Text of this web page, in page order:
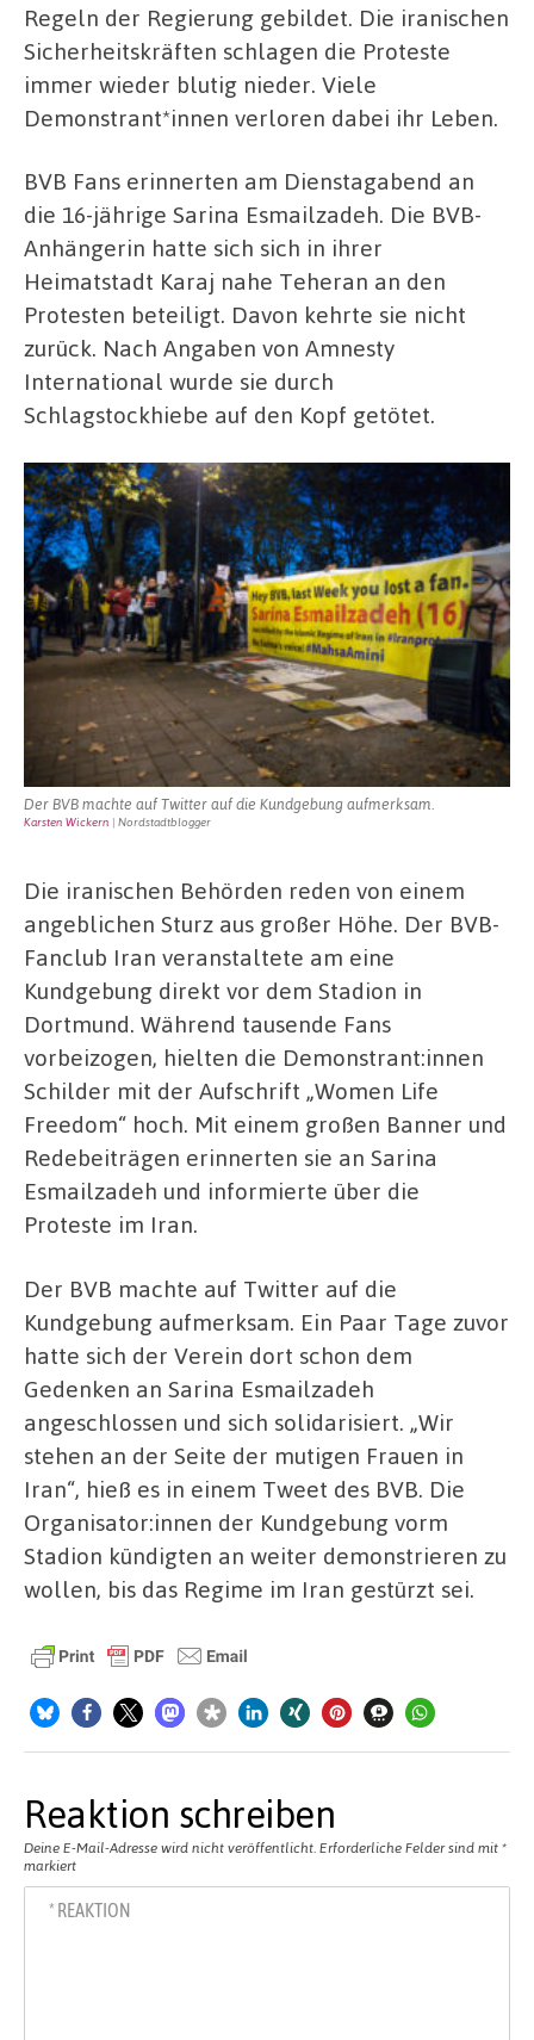
Regeln der Regierung gebildet. Die iranischen
Sicherheitskräften schlagen die Proteste
immer wieder blutig nieder. Viele
Demonstrant*innen verloren dabei ihr Leben.
BVB Fans erinnerten am Dienstagabend an
die 16-jährige Sarina Esmailzadeh. Die BVB-
Anhängerin hatte sich sich in ihrer
Heimatstadt Karaj nahe Teheran an den
Protesten beteiligt. Davon kehrte sie nicht
zurück. Nach Angaben von Amnesty
International wurde sie durch
Schlagstockhiebe auf den Kopf getötet.
Der BVB machte auf Twitter auf die Kundgebung aufmerksam.
Karsten Wickern | Nordstadtblogger
Die iranischen Behörden reden von einem
angeblichen Sturz aus großer Höhe. Der BVB-
Fanclub Iran veranstaltete am eine
Kundgebung direkt vor dem Stadion in
Dortmund. Während tausende Fans
vorbeizogen, hielten die Demonstrant:innen
Schilder mit der Aufschrift „Women Life
Freedom“ hoch. Mit einem großen Banner und
Redebeiträgen erinnerten sie an Sarina
Esmailzadeh und informierte über die
Proteste im Iran.
Der BVB machte auf Twitter auf die
Kundgebung aufmerksam. Ein Paar Tage zuvor
hatte sich der Verein dort schon dem
Gedenken an Sarina Esmailzadeh
angeschlossen und sich solidarisiert. „Wir
stehen an der Seite der mutigen Frauen in
Iran“, hieß es in einem Tweet des BVB. Die
Organisator:innen der Kundgebung vorm
Stadion kündigten an weiter demonstrieren zu
wollen, bis das Regime im Iran gestürzt sei.
Reaktion schreiben
Deine E-Mail-Adresse wird nicht veröffentlicht. Erforderliche Felder sind mit *
markiert